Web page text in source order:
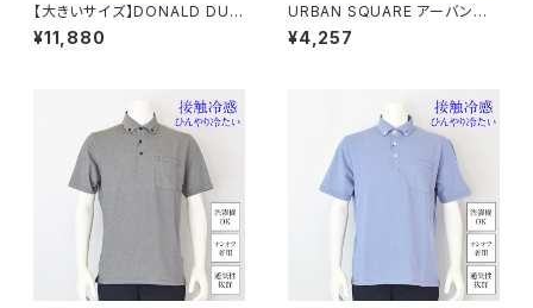
【大きいサイズ】DONALD DUC
K半袖Tシャツ｜メンズ 1278-6
545 ホワイト
¥11,880
URBAN SQUARE アーバンス
クエア｜接触冷感 鹿の子ボタン
ダウンポロシャツ｜洗濯機OK
¥4,257